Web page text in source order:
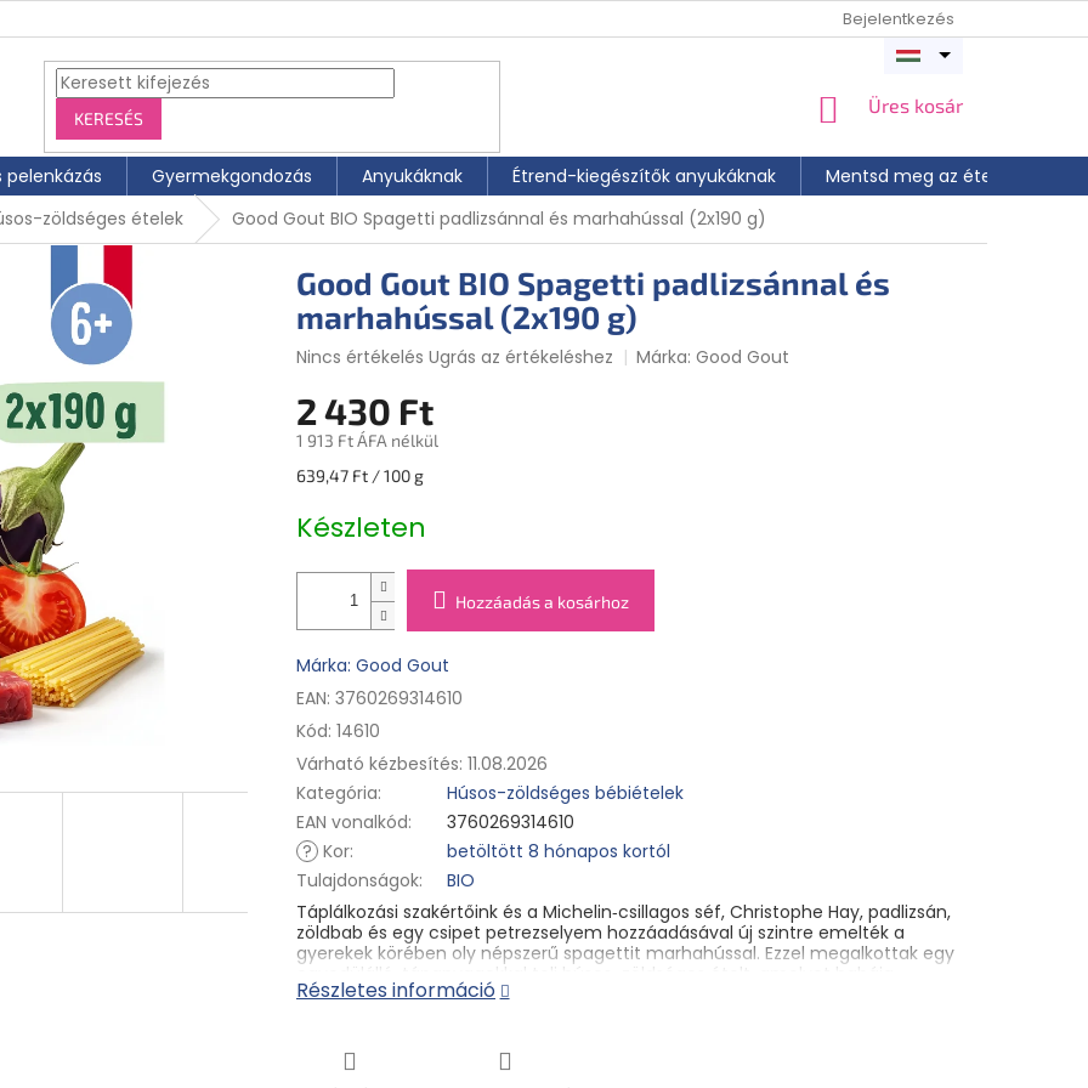
Bejelentkezés
KERESÉS
KOSÁR
Üres kosár
pelenkázás Gyermekgondozás Anyukáknak Étrend-kiegészítők anyukáknak Mentsd meg az ételt
Menü
zöldséges ételek Good Gout BIO Spagetti padlizsánnal és marhahússal (2x190 g)
Good Gout BIO Spagetti padlizsánnal és
marhahússal (2x190 g)
A
átlagos
értékelése
5-
ből
csillag.
Nincs értékelés Ugrás az értékeléshez Márka:Good Gout
2 430 Ft
1 913 Ft ÁFA nélkül
Egységár:
639,47 Ft / 100 g
Készleten
Hozzáadás a kosárhoz
Márka: Good Gout
EAN: 3760269314610
Kód: 14610
Várható kézbesítés: 11.08.2026
Kategória:
Húsos-zöldséges bébiételek
EAN vonalkód:
3760269314610
? Kor:
betöltött 8 hónapos kortól
Tulajdonságok:
BIO
Táplálkozási szakértőink és a Michelin‑csillagos séf, Christophe Hay, padlizsán,
zöldbab és egy csipet petrezselyem hozzáadásával új szintre emelték a
gyerekek körében oly népszerű spagettit marhahússal. Ezzel megalkottak egy
egyedülálló, tápanyagokkal teli húsos-zöldséges ételt, amelyet babája,
betöltött 8 hónapos korától fogyaszthat.
kisgyermekek számára betöltött 8 hónapos kortól. Gőzben főzve. Sterilizált.
Részletes információ